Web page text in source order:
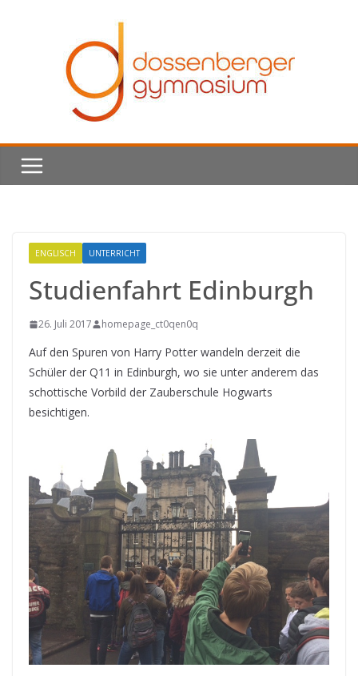
ENGLISCH UNTERRICHT
Studienfahrt Edinburgh
26. Juli 2017 homepage_ct0qen0q
Auf den Spuren von Harry Potter wandeln derzeit die
Schüler der Q11 in Edinburgh, wo sie unter anderem das
schottische Vorbild der Zauberschule Hogwarts
besichtigen.